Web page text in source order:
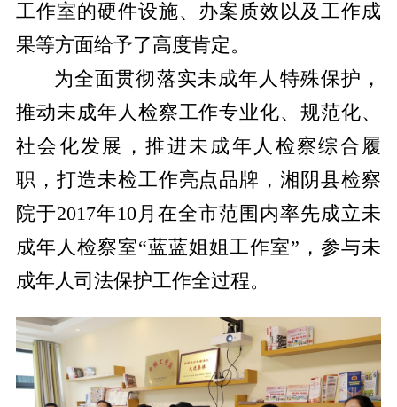
工作室的硬件设施、办案质效以及工作成
果等方面给予了高度肯定。
为全面贯彻落实未成年人特殊保护，
推动未成年人检察工作专业化、规范化、
社会化发展，推进未成年人检察综合履
职，打造未检工作亮点品牌，湘阴县检察
院于2017年10月在全市范围内率先成立未
成年人检察室“蓝蓝姐姐工作室”，参与未
成年人司法保护工作全过程。